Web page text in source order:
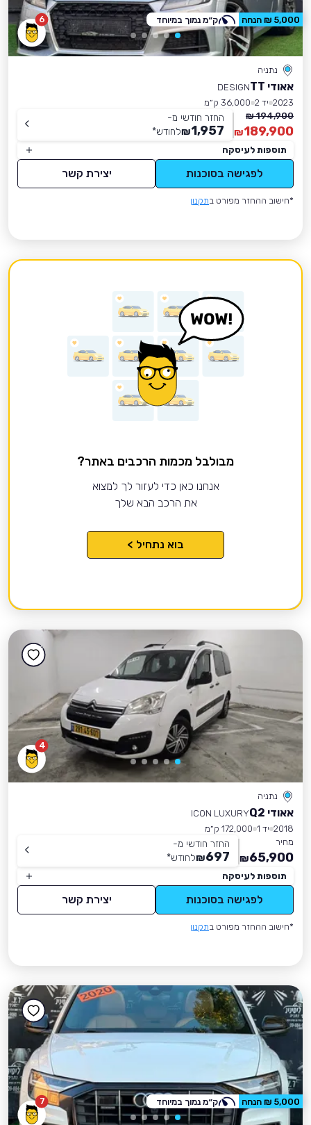
6
נתניה
אאודי TT
DESIGN
2023 יד 2
36,000 ק״מ
194,900 ₪
189,900
₪
החזר חודשי מ-
1,957
₪לחודש*
תוספות לעיסקה
לפגישה בסוכנות יצירת קשר
*חישוב ההחזר מפורט בתקנון
5,000 ₪ הנחה ק״מ נמוך במיוחד
מבולבל מכמות הרכבים באתר?
אנחנו כאן כדי לעזור לך למצוא
את הרכב הבא שלך
בוא נתחיל >
4
נתניה
אאודי Q2
ICON LUXURY
2018 יד 1
172,000 ק״מ
מחיר
65,900
₪
החזר חודשי מ-
697
₪לחודש*
תוספות לעיסקה
לפגישה בסוכנות יצירת קשר
*חישוב ההחזר מפורט בתקנון
7 5,000 ₪ הנחה ק״מ נמוך במיוחד